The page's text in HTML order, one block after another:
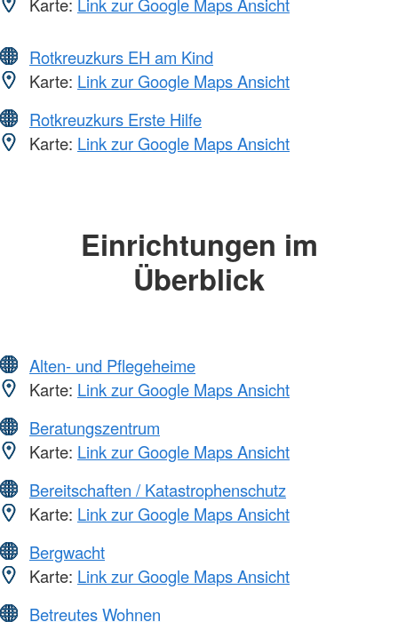
Rotkreuzkurs EH am Kind
Karte: Link zur Google Maps Ansicht
Rotkreuzkurs Erste Hilfe
Karte: Link zur Google Maps Ansicht
Einrichtungen im
Überblick
Alten- und Pflegeheime
Karte: Link zur Google Maps Ansicht
Beratungszentrum
Karte: Link zur Google Maps Ansicht
Bereitschaften / Katastrophenschutz
Karte: Link zur Google Maps Ansicht
Bergwacht
Karte: Link zur Google Maps Ansicht
Betreutes Wohnen